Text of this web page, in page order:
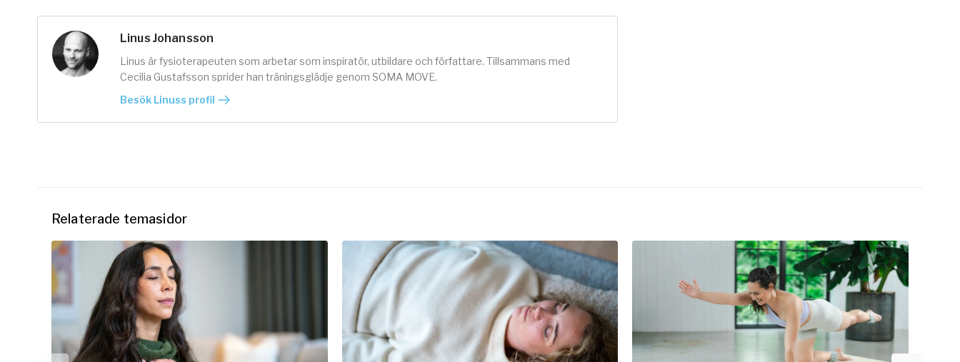
Linus Johansson
Linus är fysioterapeuten som arbetar som inspiratör, utbildare och författare. Tillsammans med
Cecilia Gustafsson sprider han träningsglädje genom SOMA MOVE.
Besök Linuss profil
Relaterade temasidor